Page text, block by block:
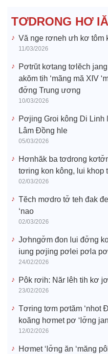
TƠDRONG HƠ
Vă nge rơneh ưh kơ tôm
11/03/2026
Pơtrŭt kơtang tơlĕch
akŏm tih ‘măng mă XIV
đơ̆ng Trung ương
10/03/2026
Pơjing Groi kông Di Linh
Lâm Đồng hle
05/03/2026
Hơnhăk ba tơdrong
tơring kon kông, lui khop
02/03/2026
Tĕch mơdro tơ̆ teh đak
‘nao
02/03/2026
Jơhngơ̆m đon lui đơ̆ng
iung pơjing pơlei pơla
24/02/2026
Pôk rơih: Năr lêh tih kơ
23/02/2026
Tơring tơm pơtăm ‘nhot
koăng hơmet pơ ‘lơ̆ng
12/02/2026
Hơmet ‘lơ̆ng ăn ‘măng